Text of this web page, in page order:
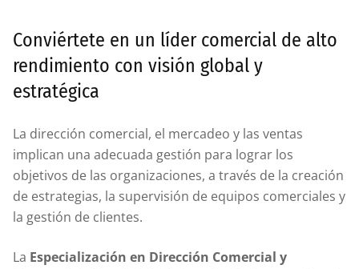
Conviértete en un líder comercial de alto
rendimiento con visión global y
estratégica
La dirección comercial, el mercadeo y las ventas
implican una adecuada gestión para lograr los
objetivos de las organizaciones, a través de la creación
de estrategias, la supervisión de equipos comerciales y
la gestión de clientes.
La Especialización en Dirección Comercial y